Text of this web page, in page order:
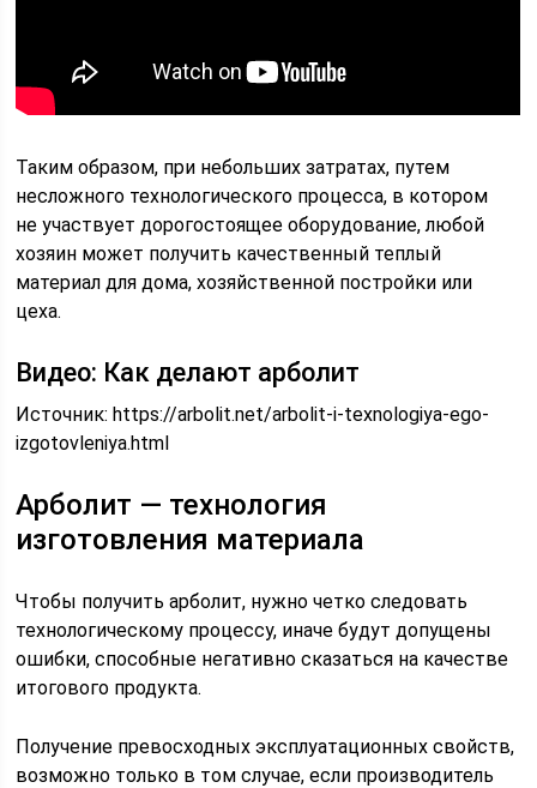
Таким образом, при небольших затратах, путем
несложного технологического процесса, в котором
не участвует дорогостоящее оборудование, любой
хозяин может получить качественный теплый
материал для дома, хозяйственной постройки или
цеха.
Видео: Как делают арболит
Источник:https://arbolit.net/arbolit-i-texnologiya-ego-
izgotovleniya.html
Арболит — технология
изготовления материала
Чтобы получить арболит, нужно четко следовать
технологическому процессу, иначе будут допущены
ошибки, способные негативно сказаться на качестве
итогового продукта.
Получение превосходных эксплуатационных свойств,
возможно только в том случае, если производитель